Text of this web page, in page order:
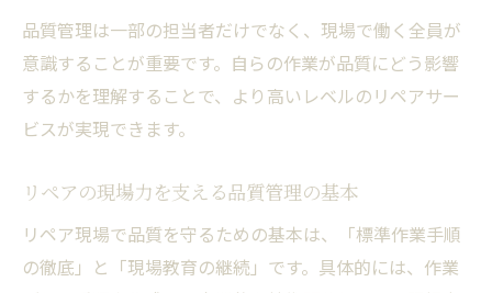
品質管理は一部の担当者だけでなく、現場で働く全員が
意識することが重要です。自らの作業が品質にどう影響
するかを理解することで、より高いレベルのリペアサー
ビスが実現できます。
リペアの現場力を支える品質管理の基本
リペア現場で品質を守るための基本は、「標準作業手順
の徹底」と「現場教育の継続」です。具体的には、作業